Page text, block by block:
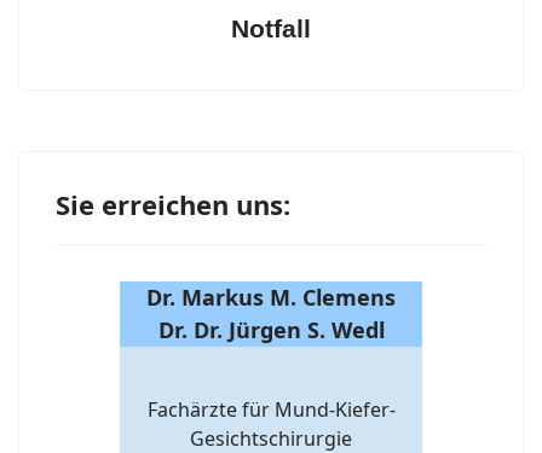
Notfall
Sie erreichen uns:
Dr. Markus M. Clemens
Dr. Dr. Jürgen S. Wedl
Fachärzte für Mund-Kiefer-
Gesichtschirurgie